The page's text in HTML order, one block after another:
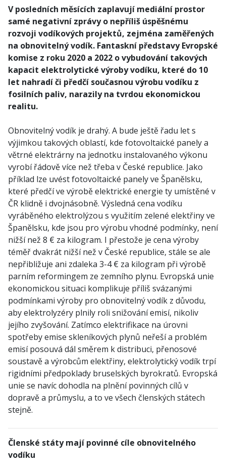
V posledních měsících zaplavují mediální prostor
samé negativní zprávy o nepříliš úspěšnému
rozvoji vodíkových projektů, zejména zaměřených
na obnovitelný vodík. Fantaskní představy Evropské
komise z roku 2020 a 2022 o vybudování takových
kapacit elektrolytické výroby vodíku, které do 10
let nahradí či předčí současnou výrobu vodíku z
fosilních paliv, narazily na tvrdou ekonomickou
realitu.
Obnovitelný vodík je drahý. A bude ještě řadu let s
výjimkou takových oblastí, kde fotovoltaické panely a
větrné elektrárny na jednotku instalovaného výkonu
vyrobí řádově více než třeba v České republice. Jako
příklad lze uvést fotovoltaické panely ve Španělsku,
které předčí ve výrobě elektrické energie ty umístěné v
ČR klidně i dvojnásobně. Výsledná cena vodíku
vyráběného elektrolýzou s využitím zelené elektřiny ve
Španělsku, kde jsou pro výrobu vhodné podmínky, není
nižší než 8 € za kilogram. I přestože je cena výroby
téměř dvakrát nižší než v České republice, stále se ale
nepřibližuje ani zdaleka 3-4 € za kilogram při výrobě
parním reformingem ze zemního plynu. Evropská unie
ekonomickou situaci komplikuje příliš svázanými
podmínkami výroby pro obnovitelný vodík z důvodu,
aby elektrolyzéry plnily roli snižování emisí, nikoliv
jejího zvyšování. Zatímco elektrifikace na úrovni
spotřeby emise skleníkových plynů neřeší a problém
emisí posouvá dál směrem k distribuci, přenosové
soustavě a výrobcům elektřiny, elektrolytický vodík trpí
rigidními předpoklady bruselských byrokratů. Evropská
unie se navíc dohodla na plnění povinných cílů v
dopravě a průmyslu, a to ve všech členských státech
stejně.
Členské státy mají povinné cíle obnovitelného
vodíku